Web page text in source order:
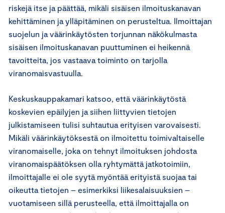
riskejä itse ja päättää, mikäli sisäisen ilmoituskanavan
kehittäminen ja ylläpitäminen on perusteltua. Ilmoittajan
suojelun ja väärinkäytösten torjunnan näkökulmasta
sisäisen ilmoituskanavan puuttuminen ei heikennä
tavoitteita, jos vastaava toiminto on tarjolla
viranomaisvastuulla.
Keskuskauppakamari katsoo, että väärinkäytöstä
koskevien epäilyjen ja siihen liittyvien tietojen
julkistamiseen tulisi suhtautua erityisen varovaisesti.
Mikäli väärinkäytöksestä on ilmoitettu toimivaltaiselle
viranomaiselle, joka on tehnyt ilmoituksen johdosta
viranomaispäätöksen olla ryhtymättä jatkotoimiin,
ilmoittajalle ei ole syytä myöntää erityistä suojaa tai
oikeutta tietojen – esimerkiksi liikesalaisuuksien –
vuotamiseen sillä perusteella, että ilmoittajalla on